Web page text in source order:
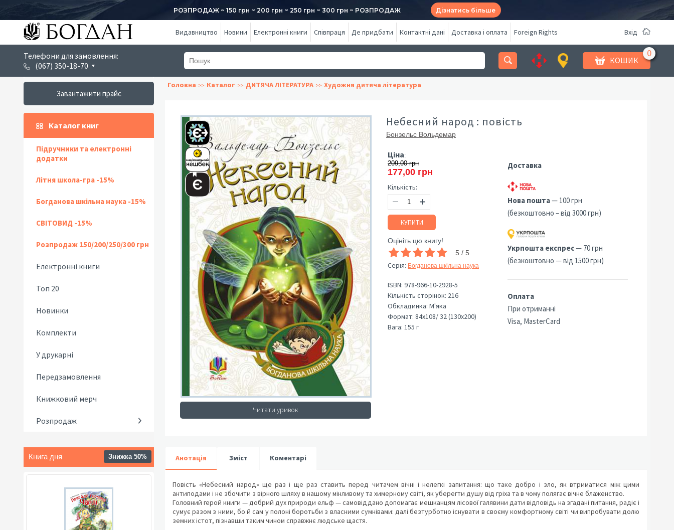
РОЗПРОДАЖ ~ 150 грн ~ 200 грн ~ 250 грн ~ 300 грн ~ РОЗПРОДАЖ Дізнатись більше
Видавництво Новини Електронні книги Співпраця Де придбати Контактні дані Доставка і оплата Foreign Rights Вхід
Телефони для замовлення:
(067) 350-18-70
КОШИК
Завантажити прайс
Каталог книг
Підручники та електронні
додатки
Літня школа-гра -15%
Богданова шкільна наука -15%
СВІТОВИД -15%
Розпродаж 150/200/250/300 грн
Електронні книги
Топ 20
Новинки
Комплекти
У друкарні
Передзамовлення
Книжковий мерч
Розпродаж
Книга дня Знижка 50%
Головна Каталог ДИТЯЧА ЛІТЕРАТУРА Художня дитяча література
Читати уривок
Небесний народ : повість
Бонзельс Вольдемар
Ціна:
209,00 грн
177,00 грн
Кількість:
КУПИТИ
Оцініть цю книгу!
5 / 5
Серія: Богданова шкільна наука
ISBN: 978-966-10-2928-5
Кількість сторінок: 216
Обкладинка: М'яка
Формат: 84х108/ 32 (130х200)
Вага: 155 г
Доставка
Нова пошта— 100 грн
(безкоштовно – від 3000 грн)
Укрпошта експрес— 70 грн
(безкоштовно — від 1500 грн)
Оплата
При отриманні
Visa, MasterCard
Анотація Зміст Коментарі
Повість «Небесний народ» ще раз і ще раз ставить перед читачем вічні і нелегкі запитання: що таке добро і зло, як втриматися між цими
антиподами і не збочити з вірного шляху в нашому мінливому та химерному світі, як уберегти душу від гріха та в чому полягає вічне блаженство.
Головний герой книги — добрий дух природи ельф — самовіддано допомагає мешканцям лісової галявини дати відповідь на згадані питання, радіє і
сумує разом з ними, бо й сам у полоні боротьби з власними сумнівами: далі безтурботно існувати в своєму комфортному світі чи випробувати долю
земних істот, пізнавши таким чином справжнє людське щастя.